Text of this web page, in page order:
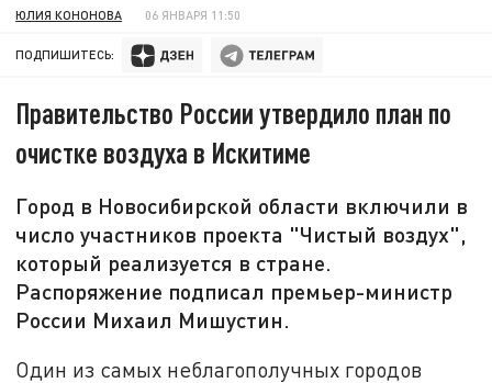
ЮЛИЯ КОНОНОВА 06 ЯНВАРЯ 11:50
ПОДПИШИТЕСЬ:
Правительство России утвердило план по
очистке воздуха в Искитиме
Город в Новосибирской области включили в
число участников проекта "Чистый воздух",
который реализуется в стране.
Распоряжение подписал премьер-министр
России Михаил Мишустин.
Один из самых неблагополучных городов